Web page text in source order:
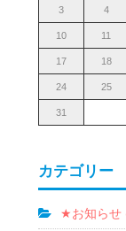
3 4
10 11
17 18
24 25
31
カテゴリー
★お知らせ